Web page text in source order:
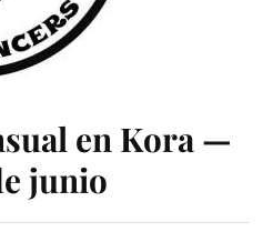
en Kora —
junio